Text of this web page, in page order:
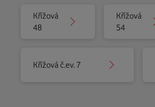
Křížová
48
Křížová
54
Křížová č.ev. 7